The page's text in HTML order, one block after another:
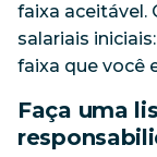
faixa aceitável.
salariais
faixa que você
Faça uma